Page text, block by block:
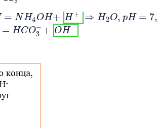
= NH4OH+ H + ⇒ H2O, pH = 7,
= HCO−
3 + OH −